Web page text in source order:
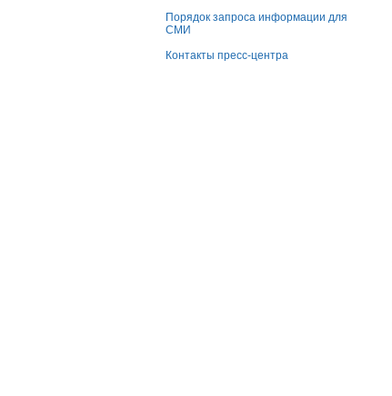
Порядок запроса информации для
СМИ
Контакты пресс-центра